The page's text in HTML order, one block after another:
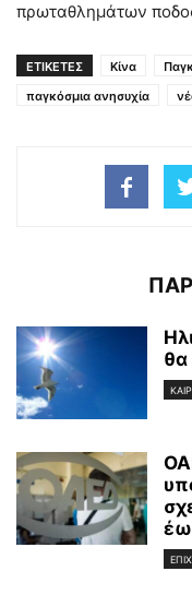
πρωταθλημάτων
ΕΤΙΚΕΤΕΣ Κίνα
παγκόσμια ανησυχία
θα